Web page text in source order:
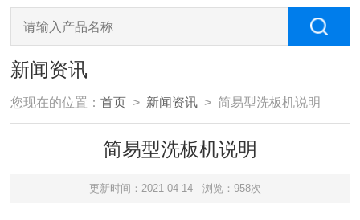
新闻资讯
您现在的位置：首页 > 新闻资讯 > 简易型洗板机说明
简易型洗板机说明
更新时间：2021-04-14 浏览：958次